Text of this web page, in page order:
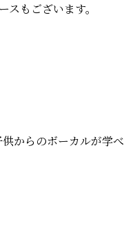
もございます。
からのボーカルが学べ